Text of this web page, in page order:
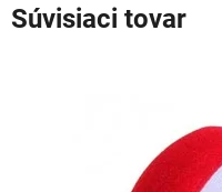
Súvisiaci tovar